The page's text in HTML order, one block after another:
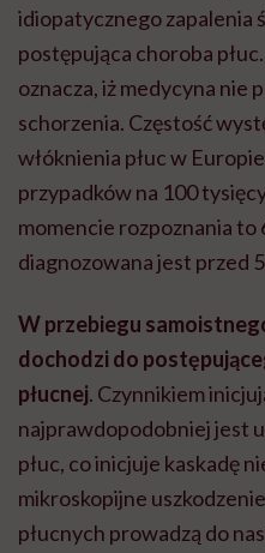
idiopatycznego zapalenia
postępująca choroba
oznacza, iż medycyna nie
schorzenia. Częstość
włóknienia płuc w
przypadków na 100
momencie rozpoznania to
diagnozowana jest przed
W przebiegu
dochodzi do
płucnej. Czynnikiem
najprawdopodobniej jest
płuc, co inicjuje kaskadę
mikroskopijne
płucnych prowadzą do